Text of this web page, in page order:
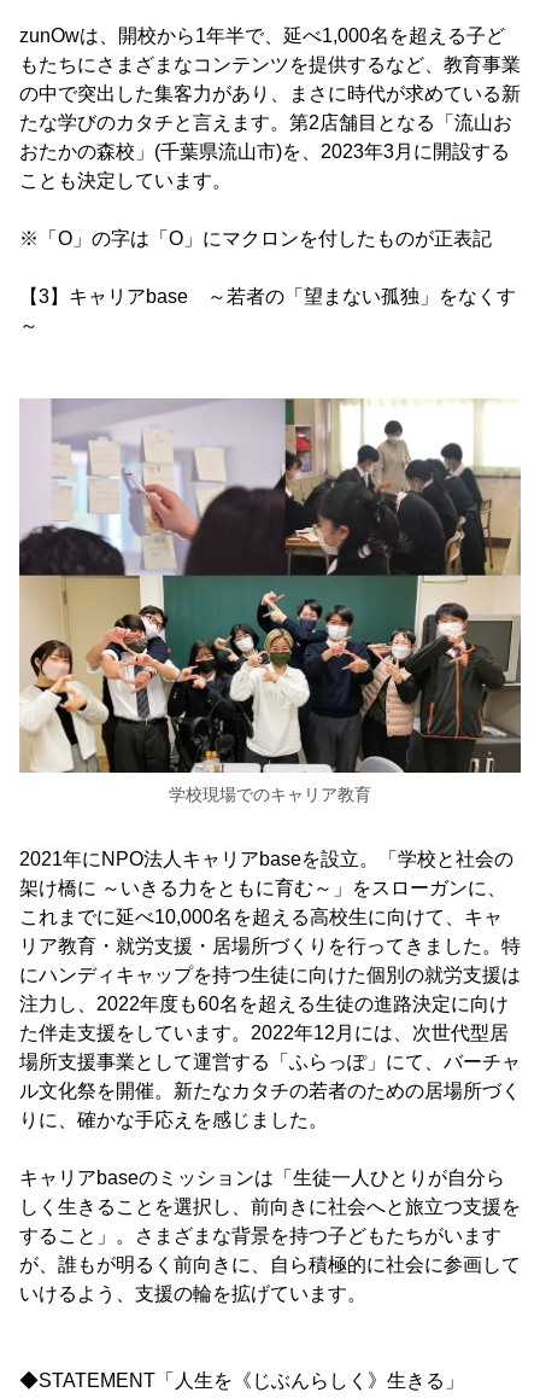
zunOwは、開校から1年半で、延べ1,000名を超える子ど
もたちにさまざまなコンテンツを提供するなど、教育事業
の中で突出した集客力があり、まさに時代が求めている新
たな学びのカタチと言えます。第2店舗目となる「流山お
おたかの森校」(千葉県流山市)を、2023年3月に開設する
ことも決定しています。
※「O」の字は「O」にマクロンを付したものが正表記
【3】キャリアbase ～若者の「望まない孤独」をなくす
～
学校現場でのキャリア教育
2021年にNPO法人キャリアbaseを設立。「学校と社会の
架け橋に ～いきる力をともに育む～」をスローガンに、
これまでに延べ10,000名を超える高校生に向けて、キャ
リア教育・就労支援・居場所づくりを行ってきました。特
にハンディキャップを持つ生徒に向けた個別の就労支援は
注力し、2022年度も60名を超える生徒の進路決定に向け
た伴走支援をしています。2022年12月には、次世代型居
場所支援事業として運営する「ふらっぽ」にて、バーチャ
ル文化祭を開催。新たなカタチの若者のための居場所づく
りに、確かな手応えを感じました。
キャリアbaseのミッションは「生徒一人ひとりが自分ら
しく生きることを選択し、前向きに社会へと旅立つ支援を
すること」。さまざまな背景を持つ子どもたちがいます
が、誰もが明るく前向きに、自ら積極的に社会に参画して
いけるよう、支援の輪を拡げています。
◆STATEMENT「人生を《じぶんらしく》生きる」